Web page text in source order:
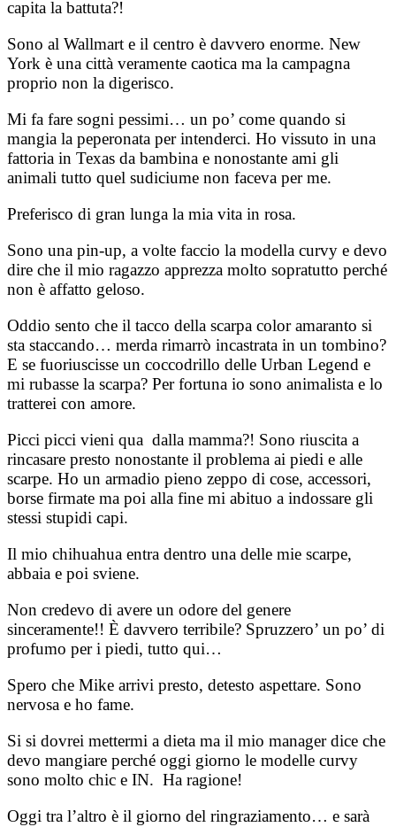
capita la battuta?!
Sono al Wallmart e il centro è davvero enorme. New
York è una città veramente caotica ma la campagna
proprio non la digerisco.
Mi fa fare sogni pessimi… un po’ come quando si
mangia la peperonata per intenderci. Ho vissuto in una
fattoria in Texas da bambina e nonostante ami gli
animali tutto quel sudiciume non faceva per me.
Preferisco di gran lunga la mia vita in rosa.
Sono una pin-up, a volte faccio la modella curvy e devo
dire che il mio ragazzo apprezza molto sopratutto perché
non è affatto geloso.
Oddio sento che il tacco della scarpa color amaranto si
sta staccando… merda rimarrò incastrata in un tombino?
E se fuoriuscisse un coccodrillo delle Urban Legend e
mi rubasse la scarpa? Per fortuna io sono animalista e lo
tratterei con amore.
Picci picci vieni qua dalla mamma?! Sono riuscita a
rincasare presto nonostante il problema ai piedi e alle
scarpe. Ho un armadio pieno zeppo di cose, accessori,
borse firmate ma poi alla fine mi abituo a indossare gli
stessi stupidi capi.
Il mio chihuahua entra dentro una delle mie scarpe,
abbaia e poi sviene.
Non credevo di avere un odore del genere
sinceramente!! È davvero terribile? Spruzzero’ un po’ di
profumo per i piedi, tutto qui…
Spero che Mike arrivi presto, detesto aspettare. Sono
nervosa e ho fame.
Si si dovrei mettermi a dieta ma il mio manager dice che
devo mangiare perché oggi giorno le modelle curvy
sono molto chic e IN. Ha ragione!
Oggi tra l’altro è il giorno del ringraziamento… e sarà